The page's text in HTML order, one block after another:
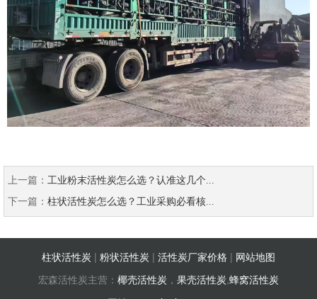
上一篇： 工业粉末活性炭怎么选？认准这几个...
下一篇： 柱状活性炭怎么选？工业采购必看核...
柱状活性炭 | 粉状活性炭 | 活性炭厂家价格 | 网站地图
宏森活性炭主营： 椰壳活性炭 ， 果壳活性炭,蜂窝活性炭